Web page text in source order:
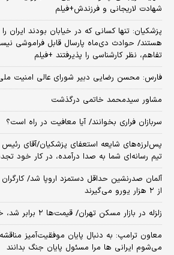
شهادت لاریجانی و فرزندش+فیلم
پزشکیان: تنها کسانی که در خیابان بودند ایران
هستند/ حوادث دی‌ماه پارسال قابل فراموشی
تفاهم، نظر کارشناسی را پذیرفتند +فیلم
فارس: محسن رضایی دبیر شورای عالی امنیت
مشاور سیدمحمد خاتمی درگذشت
سربازان فراری بخوانند/ آیا معافیت در راه است؟
پس‌لرزه‌های شایعه استعفای پزشکیان/آقای
تیم رسانه‌ای شما به صدا درآمده، در کار خود
آلمان صدرنشین حداقل دستمزد اروپا شد/
از ۲ هزار یورو می‌گیرند
زلزله در بازار مسکن تهران/ قیمت‌ها ۲ برابر شد، خریدار ناپدید شد
معاون ترامپ: به دنبال پایان موفقیت‌آمیز
می‌شوم ایرانی ها مرا مسئول پایان جنگ بدانند